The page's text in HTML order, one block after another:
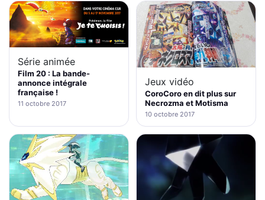
Série animée
Film 20 : La bande-
annonce intégrale
française !
11 octobre 2017
Jeux vidéo
CoroCoro en dit plus sur
Necrozma et Motisma
10 octobre 2017